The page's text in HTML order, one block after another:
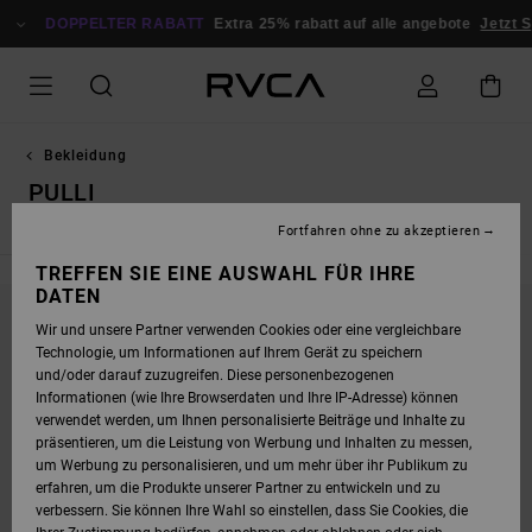
ZUR
DOPPELTER RABATT Extra 25% rabatt auf alle angebote Jetzt
Bekleidung
PULLI
BLEIB DABEI, DIE PRODUKTE SIND BALD
WIEDER DA
UPS, WIR KONNTEN KEINE ERGEBNISSE FÜR
DEINE SUCHE FINDEN.
KEIN PROBLEM! VERSUCHE ES MIT ANDEREN BEGRIFFEN ODER STÖBERE
TREFFEN SIE EINE AUSWAHL FÜR IHRE
DATEN
Wir und unsere Partner verwenden Cookies oder eine vergleichbare
Technologie, um Informationen auf Ihrem Gerät zu speichern
und/oder darauf zuzugreifen. Diese personenbezogenen
Informationen (wie Ihre Browserdaten und Ihre IP-Adresse) können
verwendet werden, um Ihnen personalisierte Beiträge und Inhalte zu
präsentieren, um die Leistung von Werbung und Inhalten zu messen,
um Werbung zu personalisieren, und um mehr über ihr Publikum zu
erfahren, um die Produkte unserer Partner zu entwickeln und zu
verbessern. Sie können Ihre Wahl so einstellen, dass Sie Cookies, die
Fortfahren ohne zu akzeptieren